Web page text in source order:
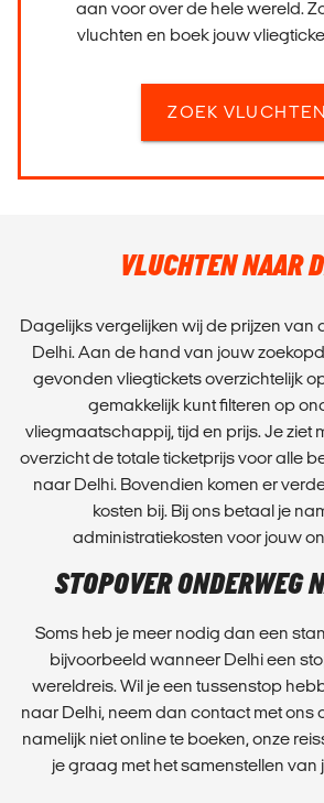
aan voor over de hele wereld.
vluchten en boek jouw
ZOEK VLUCHTEN
VLUCHTEN NAAR
Dagelijks vergelijken wij de prijzen van
Delhi. Aan de hand van jouw
gevonden vliegtickets overzichtelijk
gemakkelijk kunt filteren op
vliegmaatschappij, tijd en prijs. Je ziet
overzicht de totale ticketprijs voor alle
naar Delhi. Bovendien komen er
kosten bij. Bij ons betaal je
administratiekosten voor jouw
STOPOVER ONDERWEG
Soms heb je meer nodig dan een
bijvoorbeeld wanneer Delhi een
wereldreis. Wil je een tussenstop
naar Delhi, neem dan contact met ons
namelijk niet online te boeken, onze
je graag met het samenstellen van